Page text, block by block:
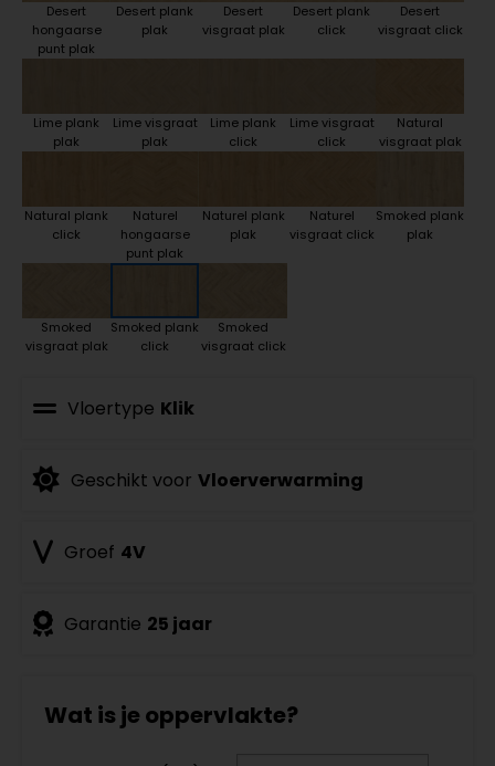
Desert
hongaarse
punt plak
Desert plank
plak
Desert
visgraat plak
Desert plank
click
Desert
visgraat click
Lime plank
plak
Lime visgraat
plak
Lime plank
click
Lime visgraat
click
Natural
visgraat plak
Natural plank
click
Naturel
hongaarse
punt plak
Naturel plank
plak
Naturel
visgraat click
Smoked plank
plak
Smoked
visgraat plak
Smoked plank
click
Smoked
visgraat click
Vloertype Klik
Geschikt voor Vloerverwarming
Groef 4V
Garantie 25 jaar
Wat is je oppervlakte?